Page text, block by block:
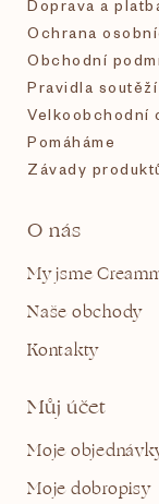
Doprava a
Ochrana
Obchodní
Pravidla soutěží
Velkoobchodní
Pomáháme
Závady
O nás
My jsme
Naše obchody
Kontakty
Můj účet
Moje
Moje dobropisy